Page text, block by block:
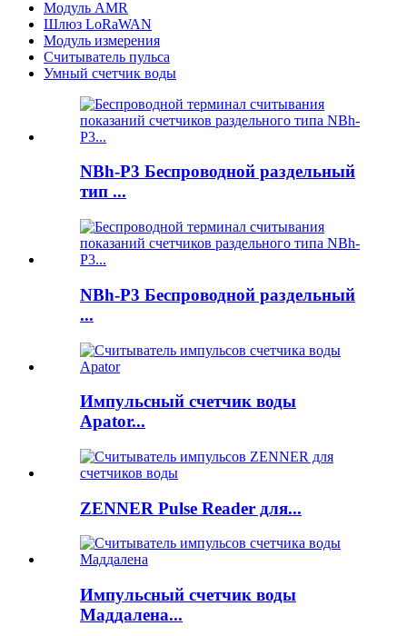
Модуль AMR
Шлюз LoRaWAN
Модуль измерения
Считыватель пульса
Умный счетчик воды
NBh-P3 Беспроводной раздельный
тип ...
NBh-P3 Беспроводной раздельный
...
Импульсный счетчик воды
Apator...
ZENNER Pulse Reader для...
Импульсный счетчик воды
Маддалена...